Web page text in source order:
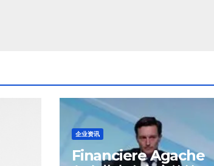
企业资讯
Financiere Agache